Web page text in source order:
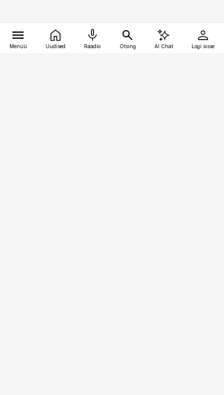
Menüü Uudised Raadio Otsing AI Chat Logi sisse